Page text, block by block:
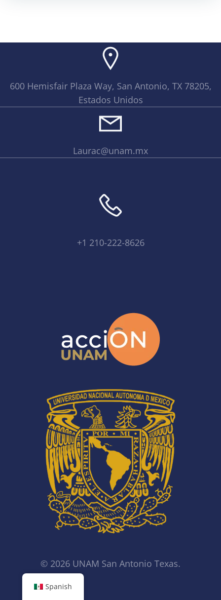
600 Hemisfair Plaza Way, San Antonio, TX 78205,
Estados Unidos
Laurac@unam.mx
+1 210-222-8626
© 2026 UNAM San Antonio Texas.
Spanish